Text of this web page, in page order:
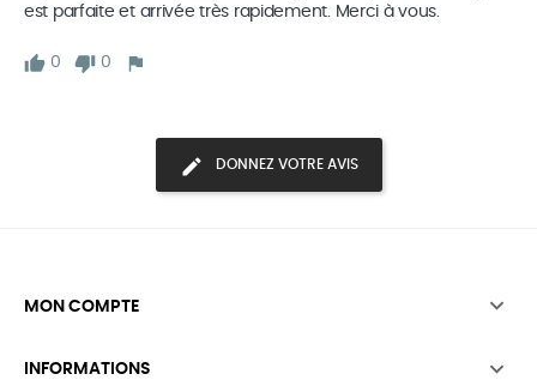
est parfaite et arrivée très rapidement. Merci à vous.
0 0
DONNEZ VOTRE AVIS
MON COMPTE 
INFORMATIONS 